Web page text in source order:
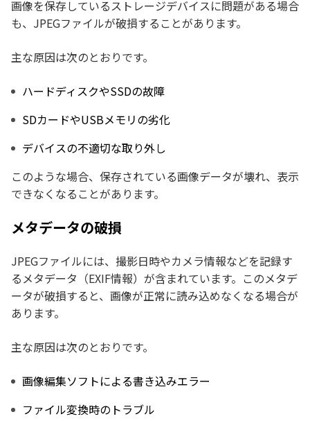
画像を保存しているストレージデバイスに問題がある場合
も、JPEGファイルが破損することがあります。
主な原因は次のとおりです。
ハードディスクやSSDの故障
SDカードやUSBメモリの劣化
デバイスの不適切な取り外し
このような場合、保存されている画像データが壊れ、表示
できなくなることがあります。
メタデータの破損
JPEGファイルには、撮影日時やカメラ情報などを記録す
るメタデータ（EXIF情報）が含まれています。このメタデ
ータが破損すると、画像が正常に読み込めなくなる場合が
あります。
主な原因は次のとおりです。
画像編集ソフトによる書き込みエラー
ファイル変換時のトラブル